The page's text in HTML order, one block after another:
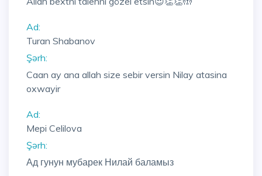
Ad:
Turan Shabanov
Şərh:
Caan ay ana allah size sebir versin Nilay atasina
oxwayir
Ad:
Mepi Celilova
Şərh:
Ад гунун мубарек Нилай баламыз